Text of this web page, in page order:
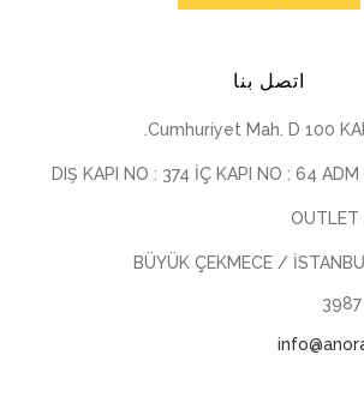
اتصل بنا
Cumhuriyet Mah. D 100
DIŞ KAPI NO : 374 İÇ KAPI NO : 64
OUTLET
BÜYÜK ÇEKMECE /